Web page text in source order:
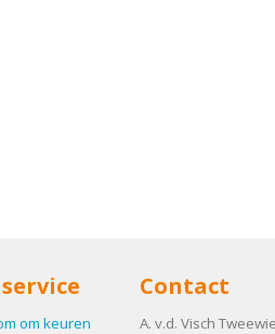
om keuren
Contact
A. v.d. Visch